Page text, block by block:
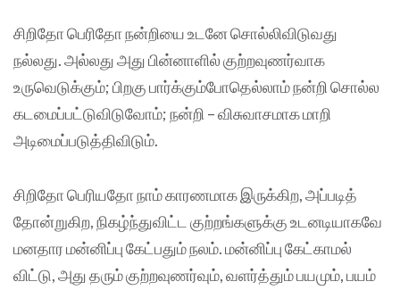
சிறிதோ பெரிதோ நன்றியை உடனே சொல்லிவிடுவது
நல்லது. அல்லது அது பின்னாளில் குற்றவுணர்வாக
உருவெடுக்கும்; பிறகு பார்க்கும்போதெல்லாம் நன்றி சொல்ல
கடமைப்பட்டுவிடுவோம்; நன்றி – விசுவாசமாக மாறி
அடிமைப்படுத்திவிடும்.
சிறிதோ பெரியதோ நாம் காரணமாக இருக்கிற, அப்படித்
தோன்றுகிற, நிகழ்ந்துவிட்ட குற்றங்களுக்கு உடனடியாகவே
மனதார மன்னிப்பு கேட்பதும் நலம். மன்னிப்பு கேட்காமல்
விட்டு, அது தரும் குற்றவுணர்வும், வளர்த்தும் பயமும், பயம்